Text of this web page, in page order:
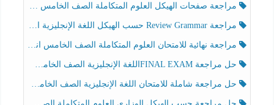
مراجعة صفحات الهيكل العلوم المتكاملة الصف الخامس انسبير الفصل الثالث
مراجعة Review Grammar حسب الهيكل اللغة الإنجليزية الصف الخامس الفصل الثالث
مراجعة نهائية للامتحان العلوم المتكاملة الصف الخامس انسبير الفصل الثالث
حل مراجعة FINAL EXAMاللغة الإنجليزية الصف الخامس الفصل الثالث
حل مراجعة شاملة للامتحان اللغة الإنجليزية الصف الخامس الفصل الثالث